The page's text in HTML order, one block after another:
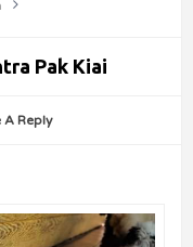
Pak Kiai
A Reply